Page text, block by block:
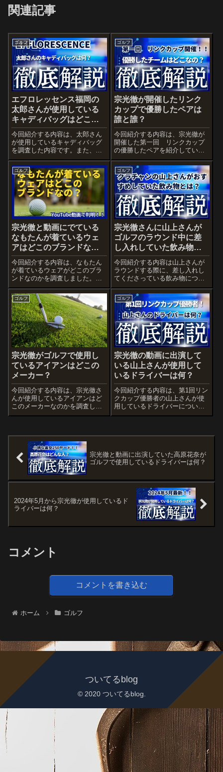
関連記事
ゴルフ
エフロレッセンス福岡の
太郎さんが使用している
キャディバッグはどこの
ブランド？
今回紹介する内容は、太郎さん
が使用しているキャディバッグ
を調査した内容です。また、太
郎さんはどんな人なのかも調査
しました。是非、最後までご覧
ください。
ゴルフ
宗光徹が開催したリンク
カップで優勝したペアは
誰と誰？
今回紹介する内容は、宗光徹が
開催した第一回 リンクカップ
の優勝したペアを紹介していま
す。是非、最後までご覧くださ
い。
ゴルフ
宗光徹と動画にでている
なもたんが着ているウェ
アはどこのブランドな
の？
今回紹介する内容は、なもたん
が着ているウェアがどこのブラ
ンドなのかを調査しました。是
非、最後までご覧ください。
ゴルフ
宗光徹さんに山上さんが
ゴルフのラウンド中に差
し入れしていた飲み物と
は？
今回紹介する内容は山上さんが
ラウンドする際に、差し入れし
てくださっている飲み物につい
て調査しました。私も実際に、
ラウンドするときに飲むように
なって後半もばてずにラウンド
できるようになりました。是
非、試してみて下さい。
ゴルフ
宗光徹がゴルフで使用し
ているアイアンはどこの
メーカー？
今回紹介する内容は、宗光徹さ
んが使用しているアイアンはど
このメーカーなのかを調査しま
した。是非、最後までご覧くだ
ゴルフ
宗光徹の動画に出演して
いる山上さんが使用して
いるドライバーは何？
今回紹介する内容は、第1回リン
クカップ優勝者の山上さんが使
用しているドライバーについて
紹介します。是非、最後までご
宗光徹と動画に出演していた高原花奈が
ゴルフで使用しているドライバーは何？
2024年5月から宗光徹が使用しているド
ライバーは何？
コメント
コメントを書き込む
ホーム ゴルフ
ついてるblog
© 2020 ついてるblog.